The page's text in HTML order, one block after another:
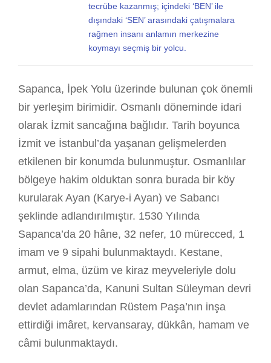
tecrübe kazanmış; içindeki ‘BEN’ ile
dışındaki ‘SEN’ arasındaki çatışmalara
rağmen insanı anlamın merkezine
koymayı seçmiş bir yolcu.
Sapanca, İpek Yolu üzerinde bulunan çok önemli
bir yerleşim birimidir. Osmanlı döneminde idari
olarak İzmit sancağına bağlıdır. Tarih boyunca
İzmit ve İstanbul’da yaşanan gelişmelerden
etkilenen bir konumda bulunmuştur. Osmanlılar
bölgeye hakim olduktan sonra burada bir köy
kurularak Ayan (Karye-i Ayan) ve Sabancı
şeklinde adlandırılmıştır. 1530 Yılında
Sapanca’da 20 hâne, 32 nefer, 10 mürecced, 1
imam ve 9 sipahi bulunmaktaydı. Kestane,
armut, elma, üzüm ve kiraz meyveleriyle dolu
olan Sapanca’da, Kanuni Sultan Süleyman devri
devlet adamlarından Rüstem Paşa’nın inşa
ettirdiği imâret, kervansaray, dükkân, hamam ve
câmi bulunmaktaydı.